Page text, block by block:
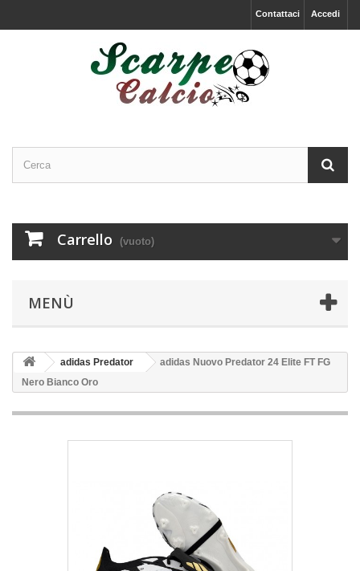
Accedi
Contattaci
Carrello (vuoto)
MENÙ
adidas Predator
adidas Nuovo Predator 24 Elite FT FG
Nero Bianco Oro